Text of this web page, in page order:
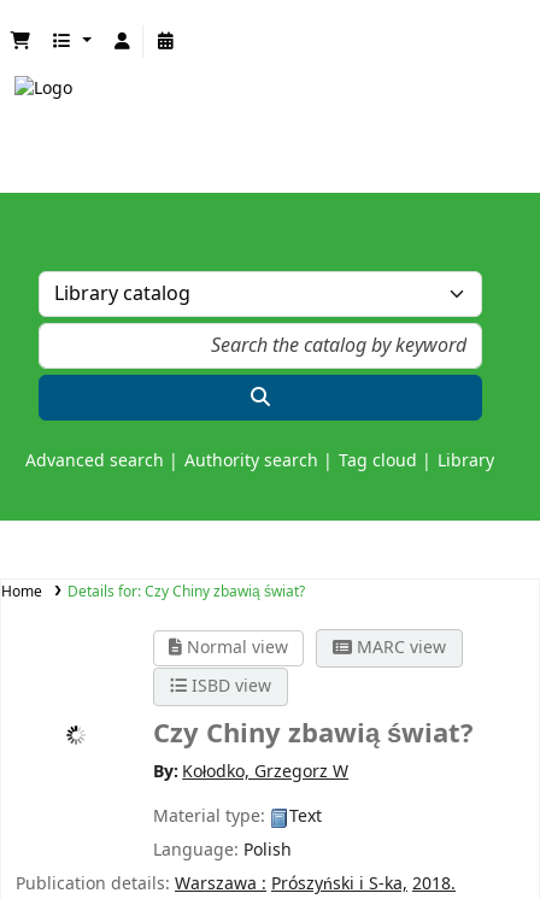
Advanced search Authority search Tag cloud Library
Home Details for:Czy Chiny zbawią świat?
Normal view
MARC view
ISBD view
Czy Chiny zbawią świat?
By: Kołodko, Grzegorz W
Material type:
Text
Language: Polish
Publication details: Warszawa :Prószyński i S-ka,2018.